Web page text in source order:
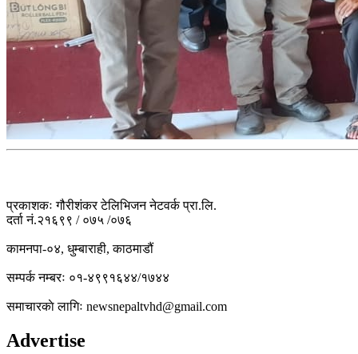
प्रकाशकः गौरीशंकर टेलिभिजन नेटवर्क प्रा.लि.
दर्ता नं.२१६९९ / ०७५ /०७६
कामनपा-०४, धुम्बाराही, काठमाडौं
सम्पर्क नम्बरः ०१-४९९१६४४/१७४४
समाचारकाे लागिः newsnepaltvhd@gmail.com
Advertise